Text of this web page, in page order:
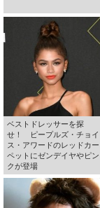
ベストドレッサーを探
せ！ ピープルズ・チョイ
ス・アワードのレッドカー
ペットにゼンデイヤやピン
クが登場